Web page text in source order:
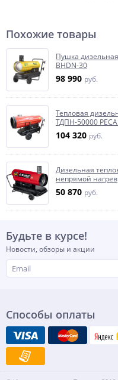
Похожие товары
Пушка
BHDN-30
98 990 руб.
Тепловая
ТДПН-50000
104 320 руб.
Дизельная
непрямой нагрев
50 870 руб.
Будьте в курсе!
Новости, обзоры и акции
Способы оплаты